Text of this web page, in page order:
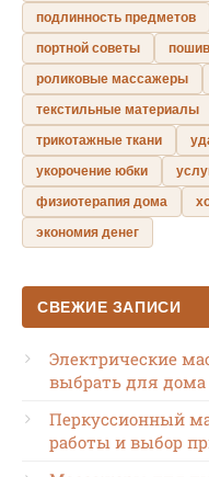
подлинность предметов
портной советы
роликовые массажеры
текстильные материалы
трикотажные ткани
укорочение юбки
физиотерапия дома
экономия денег
СВЕЖИЕ ЗАПИСИ
Электрические
выбрать для дома
Перкуссионный
работы и выбор